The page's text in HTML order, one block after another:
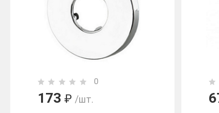
0
173 ₽ /шт.